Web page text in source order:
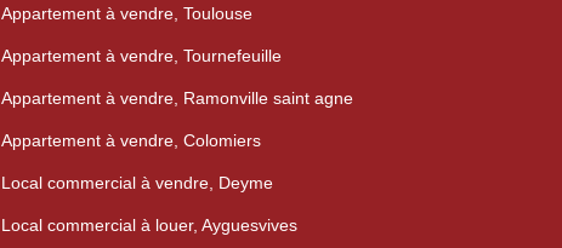
Appartement à vendre, Toulouse
Appartement à vendre, Tournefeuille
Appartement à vendre, Ramonville saint agne
Appartement à vendre, Colomiers
Local commercial à vendre, Deyme
Local commercial à louer, Ayguesvives